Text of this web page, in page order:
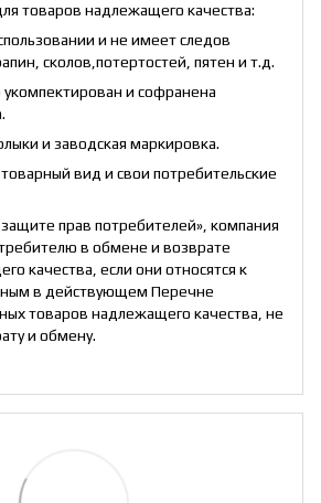
товаров надлежащего качества:
и не имеет следов
сколов,потертостей, пятен и т.д.
и софранена
и заводская маркировка.
вид и свои потребительские
защите прав потребителей», компания
в обмене и возврате
качества, если они относятся к
в действующем Перечне
товаров надлежащего качества, не
и обмену.